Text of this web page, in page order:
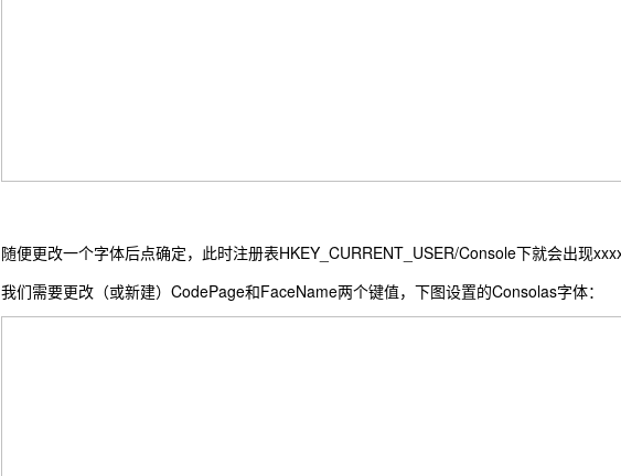
随便更改一个字体后点确定，此时注册表HKEY_CURRENT_USER/Console下就会出现
我们需要更改（或新建）CodePage和FaceName两个键值，下图设置的Consolas字体：